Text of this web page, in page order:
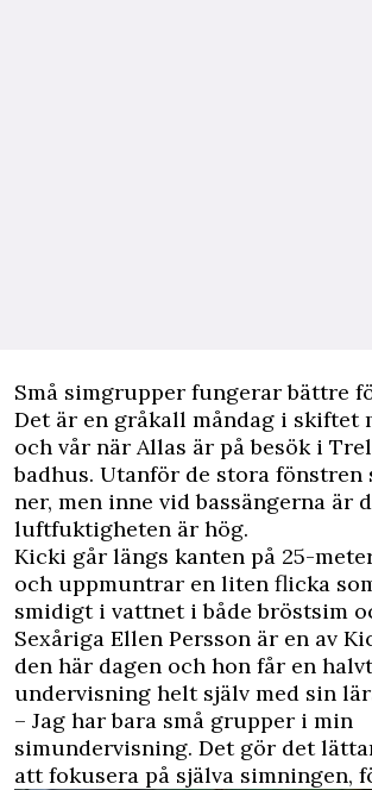
Små simgrupper fungerar bättre
Det är en gråkall måndag i skiftet
och vår när Allas är på besök i
badhus. Utanför de stora
ner, men inne vid bassängerna är
luftfuktigheten är hög.
Kicki går längs kanten på 25-
och uppmuntrar en liten flicka
smidigt i vattnet i både bröstsim
Sexåriga Ellen Persson är en av
den här dagen och hon får en
undervisning helt själv med sin
– Jag har bara små grupper i min
simundervisning. Det gör det
att fokusera på själva simningen,